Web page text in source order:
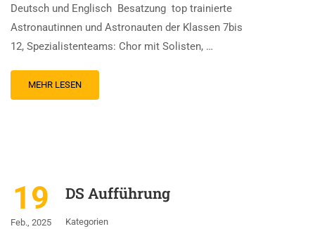
Deutsch und Englisch Besatzung top trainierte
Astronautinnen und Astronauten der Klassen 7bis
12, Spezialistenteams: Chor mit Solisten, …
MEHR LESEN
19
Feb., 2025
DS Aufführung
Kategorien